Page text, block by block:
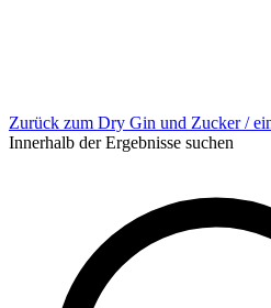
Zurück zum Dry Gin und Zucker /
Innerhalb der Ergebnisse suchen